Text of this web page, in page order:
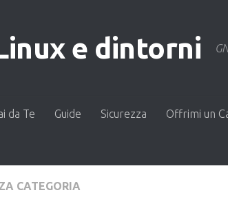
e dintorni
da Te Guide Sicurezza Offrimi un
CATEGORIA